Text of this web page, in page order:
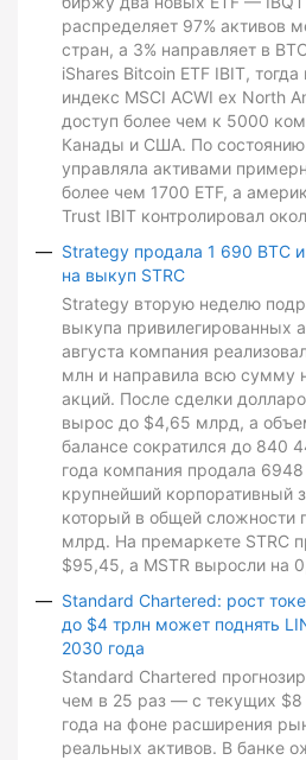
распределяет 97% активов
стран, а 3% направляет в
iShares Bitcoin ETF IBIT,
индекс MSCI ACWI ex North
доступ более чем к 5000
Канады и США. По
управляла активами
более чем 1700 ETF, а
Trust IBIT контролировал
Strategy продала 1 690 BTC
на выкуп STRC
Strategy вторую неделю
выкупа привилегированных
августа компания
млн и направила всю сумму
акций. После сделки
вырос до $4,65 млрд, а
балансе сократился до 840
года компания продала
крупнейший корпоративный
который в общей сложности
млрд. На премаркете STRC
$95,45, а MSTR выросли на
Standard Chartered: рост
до $4 трлн может поднять
2030 года
Standard Chartered
чем в 25 раз — с текущих
года на фоне расширения
реальных активов. В банке